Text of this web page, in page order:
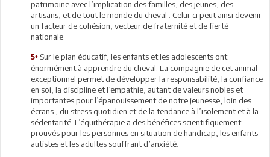
patrimoine avec l’implication des familles, des jeunes, des
artisans, et de tout le monde du cheval . Celui-ci peut ainsi devenir
un facteur de cohésion, vecteur de fraternité et de fierté
nationale.
5• Sur le plan éducatif, les enfants et les adolescents ont
énormément à apprendre du cheval. La compagnie de cet animal
exceptionnel permet de développer la responsabilité, la confiance
en soi, la discipline et l’empathie, autant de valeurs nobles et
importantes pour l’épanouissement de notre jeunesse, loin des
écrans , du stress quotidien et de la tendance à l’isolement et à la
sédentarité. L’équithérapie a des bénéfices scientifiquement
prouvés pour les personnes en situation de handicap, les enfants
autistes et les adultes souffrant d’anxiété.